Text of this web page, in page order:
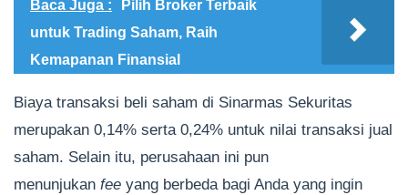
Baca Juga :
Pilih Broker Terbaik
untuk Trading Saham, Raih
Kemapanan Finansial
Biaya transaksi beli saham di Sinarmas Sekuritas
merupakan 0,14% serta 0,24% untuk nilai transaksi jual
saham. Selain itu, perusahaan ini pun
menunjukan fee yang berbeda bagi Anda yang ingin